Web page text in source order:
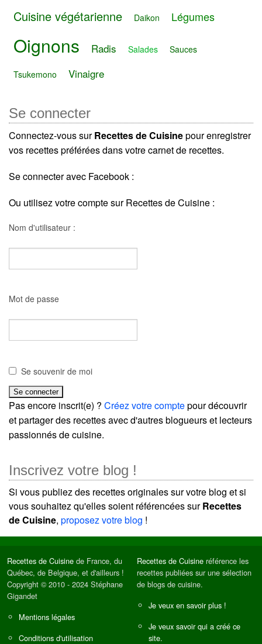
Cuisine végétarienne Daikon Légumes
Oignons Radis Salades Sauces
Tsukemono Vinaigre
Se connecter
Connectez-vous surRecettes de Cuisinepour enregistrer
vos recettes préférées dans votre carnet de recettes.
Se connecter avec Facebook :
Ou utilisez votre compte sur Recettes de Cuisine :
Nom d'utilisateur :
Mot de passe
Se souvenir de moi
Pas encore inscrit(e) ? Créez votre comptepour découvrir
et partager des recettes avec d'autres blogueurs et lecteurs
passionnés de cuisine.
Inscrivez votre blog !
Si vous publiez des recettes originales sur votre blog et si
vous souhaitez qu'elles soient référencées surRecettes
de Cuisine, proposez votre blog !
Recettes de Cuisine de France, du
Québec, de Belgique, et d'ailleurs !
Copyright © 2010 - 2024 Stéphane
Gigandet
Mentions légales
Conditions d'utilisation
Recettes de Cuisine référence les
recettes publiées sur une sélection
de blogs de cuisine.
Je veux en savoir plus !
Je veux savoir qui a créé ce
site.